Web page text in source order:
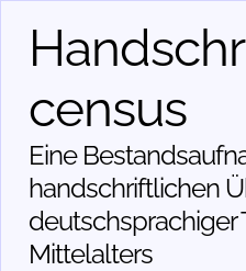
census
Eine
handschriftlichen
deutschsprachiger
Mittelalters